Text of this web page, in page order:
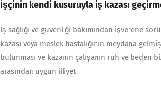
İşçinin kendi kusuruyla iş kazası
İş sağlığı ve güvenliği bakımından işverene
kazası veya meslek hastalığının meydana
bulunması ve kazanın çalışanın ruh ve
arasından uygun illiyet